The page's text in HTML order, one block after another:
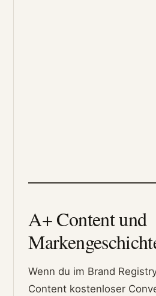
A+ Content und
Wenn du im Brand
Content kostenloser